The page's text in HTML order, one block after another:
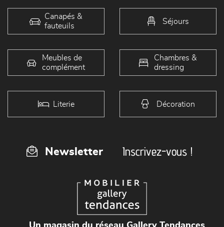
Canapés &
fauteuils
Séjours
Meubles de
complément
Chambres &
dressing
Literie Décoration
Newsletter Inscrivez-vous !